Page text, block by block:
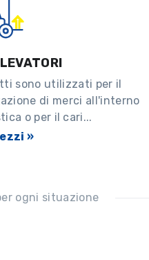
sono utilizzati per il
di merci all'interno
o per il cari...
»
ogni situazione